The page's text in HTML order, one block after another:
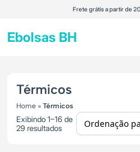
Frete grátis a partir de
Ebolsas BH
Térmicos
Home » Térmicos
Exibindo 1–16 de
29 resultados